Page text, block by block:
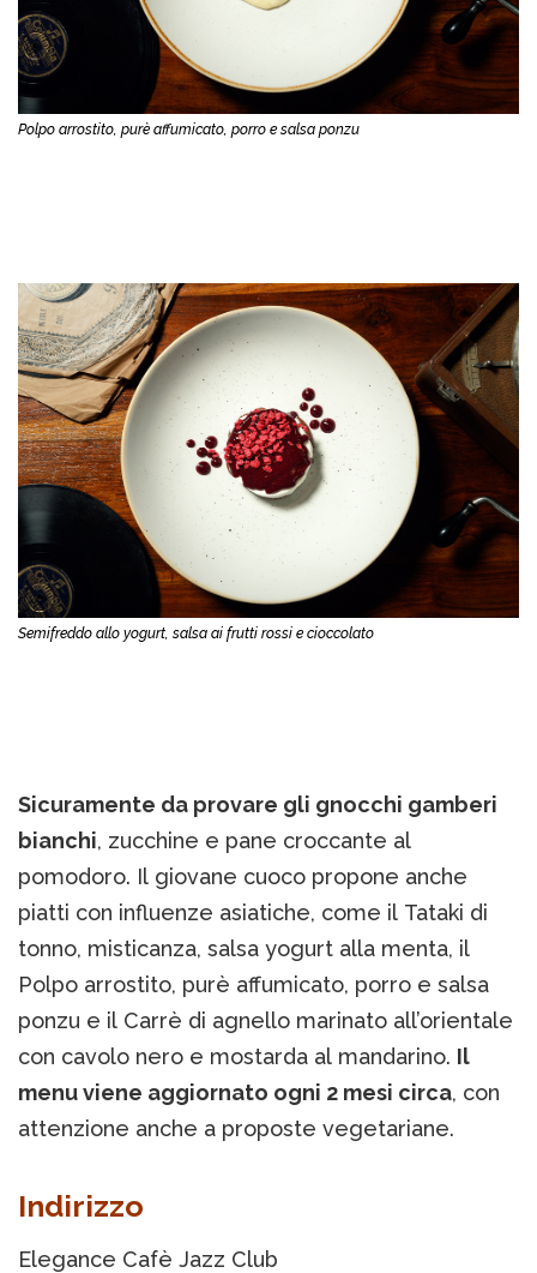
Polpo arrostito, purè affumicato, porro e salsa ponzu
Semifreddo allo yogurt, salsa ai frutti rossi e cioccolato
Sicuramente da provare gli gnocchi gamberi
bianchi, zucchine e pane croccante al
pomodoro. Il giovane cuoco propone anche
piatti con influenze asiatiche, come il Tataki di
tonno, misticanza, salsa yogurt alla menta, il
Polpo arrostito, purè affumicato, porro e salsa
ponzu e il Carrè di agnello marinato all’orientale
con cavolo nero e mostarda al mandarino. Il
menu viene aggiornato ogni 2 mesi circa, con
attenzione anche a proposte vegetariane.
Indirizzo
Elegance Cafè Jazz Club